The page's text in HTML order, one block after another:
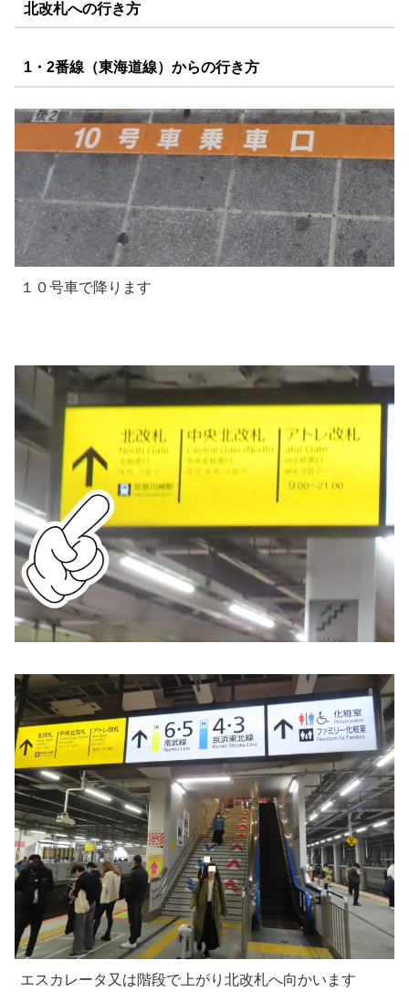
北改札への行き方
1・2番線（東海道線）からの行き方
１０号車で降ります
エスカレータ又は階段で上がり北改札へ向かいます